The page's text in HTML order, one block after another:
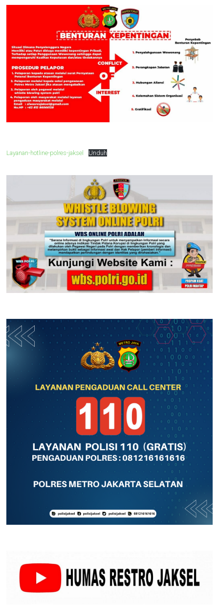
Layanan-hotline-polres-jaksel Unduh